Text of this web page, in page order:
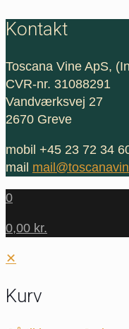
Kontakt
Toscana Vine ApS,
CVR-nr. 31088291
Vandværksvej 27
2670 Greve
mobil +45 23 72 34
mail
0
0,00 kr.
✕
Kurv